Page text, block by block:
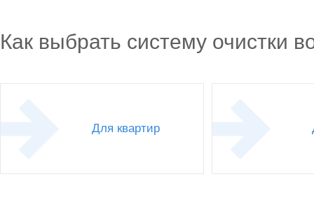
Как выбрать систему очистки
Для квартир